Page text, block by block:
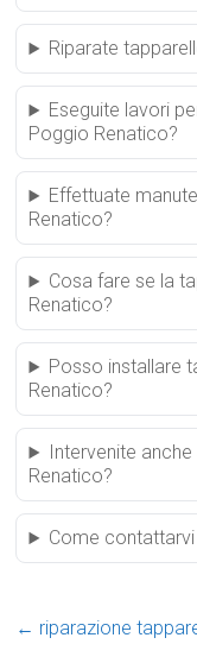
Riparate
Eseguite lavori
Poggio Renatico?
Effettuate
Renatico?
Cosa fare se la
Renatico?
Posso installare
Renatico?
Intervenite
Renatico?
Come
← riparazione